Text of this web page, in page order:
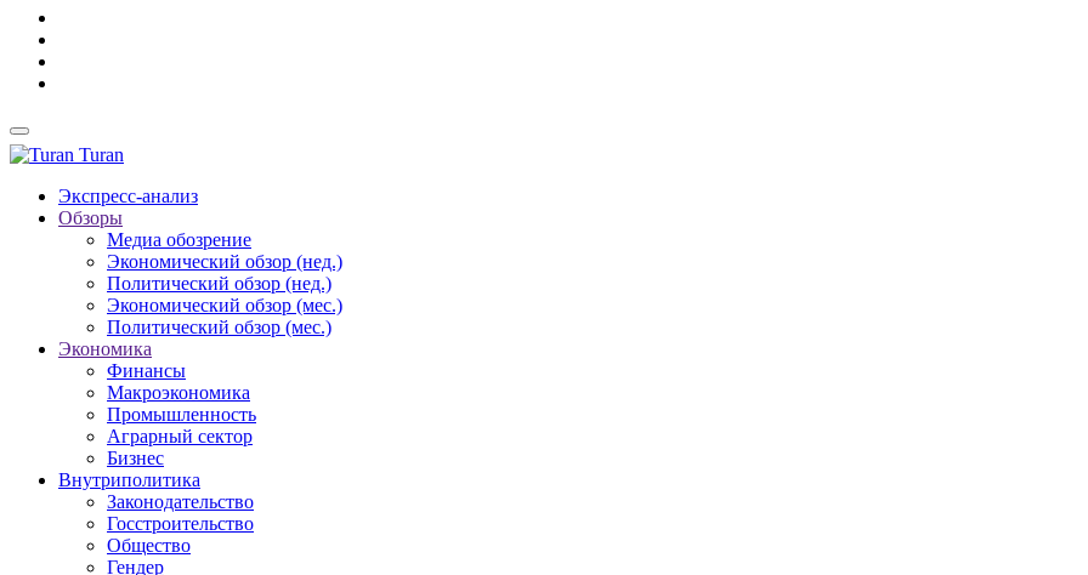
Turan
Экспресс-анализ
Обзоры
Медиа обозрение
Экономический обзор (нед.)
Политический обзор (нед.)
Экономический обзор (мес.)
Политический обзор (мес.)
Экономика
Финансы
Макроэкономика
Промышленность
Аграрный сектор
Бизнес
Внутриполитика
Законодательство
Госстроительство
Общество
Гендер